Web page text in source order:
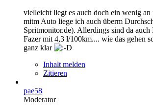
vielleicht liegt es auch doch ein wenig an
mitm Auto liege ich auch überm
Spritmonitor.de). Allerdings sind da auch
Fazer mit 4,3 l/100km.... wie das gehen
ganz klar
Inhalt melden
Zitieren
pae58
Moderator